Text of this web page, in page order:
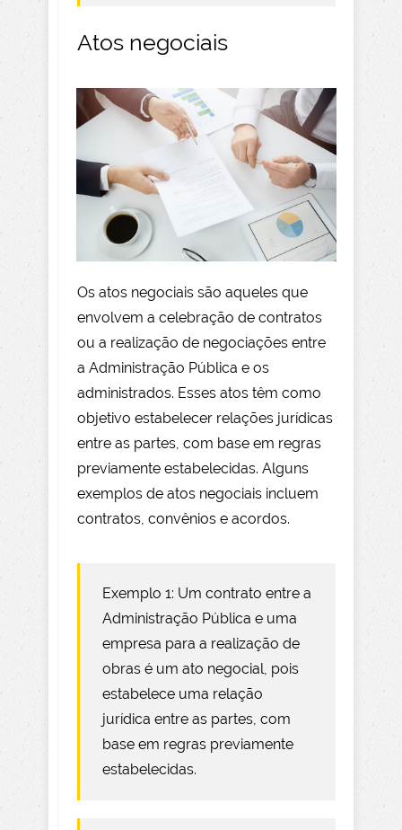
Atos negociais
Os atos negociais são aqueles que
envolvem a celebração de contratos
ou a realização de negociações entre
a Administração Pública e os
administrados. Esses atos têm como
objetivo estabelecer relações jurídicas
entre as partes, com base em regras
previamente estabelecidas. Alguns
exemplos de atos negociais incluem
contratos, convênios e acordos.
Exemplo 1: Um contrato entre a
Administração Pública e uma
empresa para a realização de
obras é um ato negocial, pois
estabelece uma relação
jurídica entre as partes, com
base em regras previamente
estabelecidas.